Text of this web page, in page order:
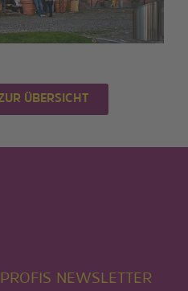
ÜBERSICHT
NEWSLETTER